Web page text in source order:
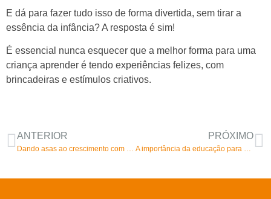
E dá para fazer tudo isso de forma divertida, sem tirar a
essência da infância? A resposta é sim!
É essencial nunca esquecer que a melhor forma para uma
criança aprender é tendo experiências felizes, com
brincadeiras e estímulos criativos.
ANTERIOR
Dando asas ao crescimento com alegria e inovação!
PRÓXIMO
A importância da educação para crianças de 0 a 6 anos